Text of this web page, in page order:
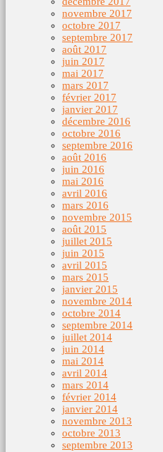
novembre 2017
octobre 2017
septembre 2017
août 2017
juin 2017
mai 2017
mars 2017
février 2017
janvier 2017
décembre 2016
octobre 2016
septembre 2016
août 2016
juin 2016
mai 2016
avril 2016
mars 2016
novembre 2015
août 2015
juillet 2015
juin 2015
avril 2015
mars 2015
janvier 2015
novembre 2014
octobre 2014
septembre 2014
juillet 2014
juin 2014
mai 2014
avril 2014
mars 2014
février 2014
janvier 2014
novembre 2013
octobre 2013
septembre 2013